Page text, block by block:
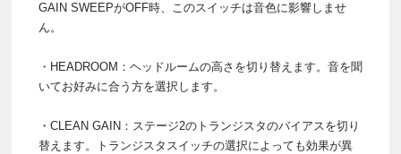
GAIN SWEEPがOFF時、このスイッチは音色に影響しませ
ん。
・HEADROOM：ヘッドルームの高さを切り替えます。音を聞
いてお好みに合う方を選択します。
・CLEAN GAIN：ステージ2のトランジスタのバイアスを切り
替えます。トランジスタスイッチの選択によっても効果が異